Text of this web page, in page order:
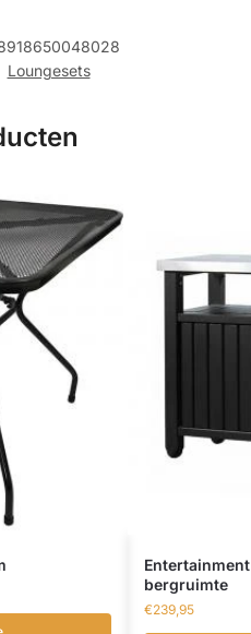
Loungesets
bergruimte
€239,95